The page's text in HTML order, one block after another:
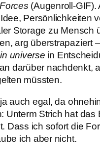
(Augenroll-GIF).
Persönlichkeiten
Storage zu Mensch
arg überstrapaziert
in universe in
darüber nachdenkt,
müssten.
auch egal, da
Unterm Strich hat das
Dass ich sofort die
ich aber nicht.